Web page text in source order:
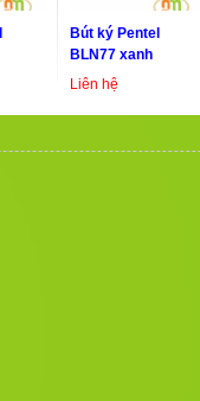
Bút ký Pentel
BLN77 xanh
Liên hệ